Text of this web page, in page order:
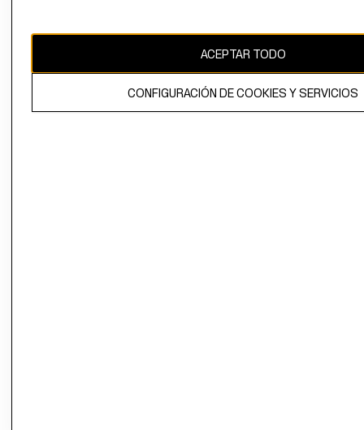
El contenido de esta página web está protegido por copyright y es
propiedad de H&M Hennes & Mauritz AB.
ACEPTAR TODO
CONFIGURACIÓN DE COOKIES Y SERVICIOS